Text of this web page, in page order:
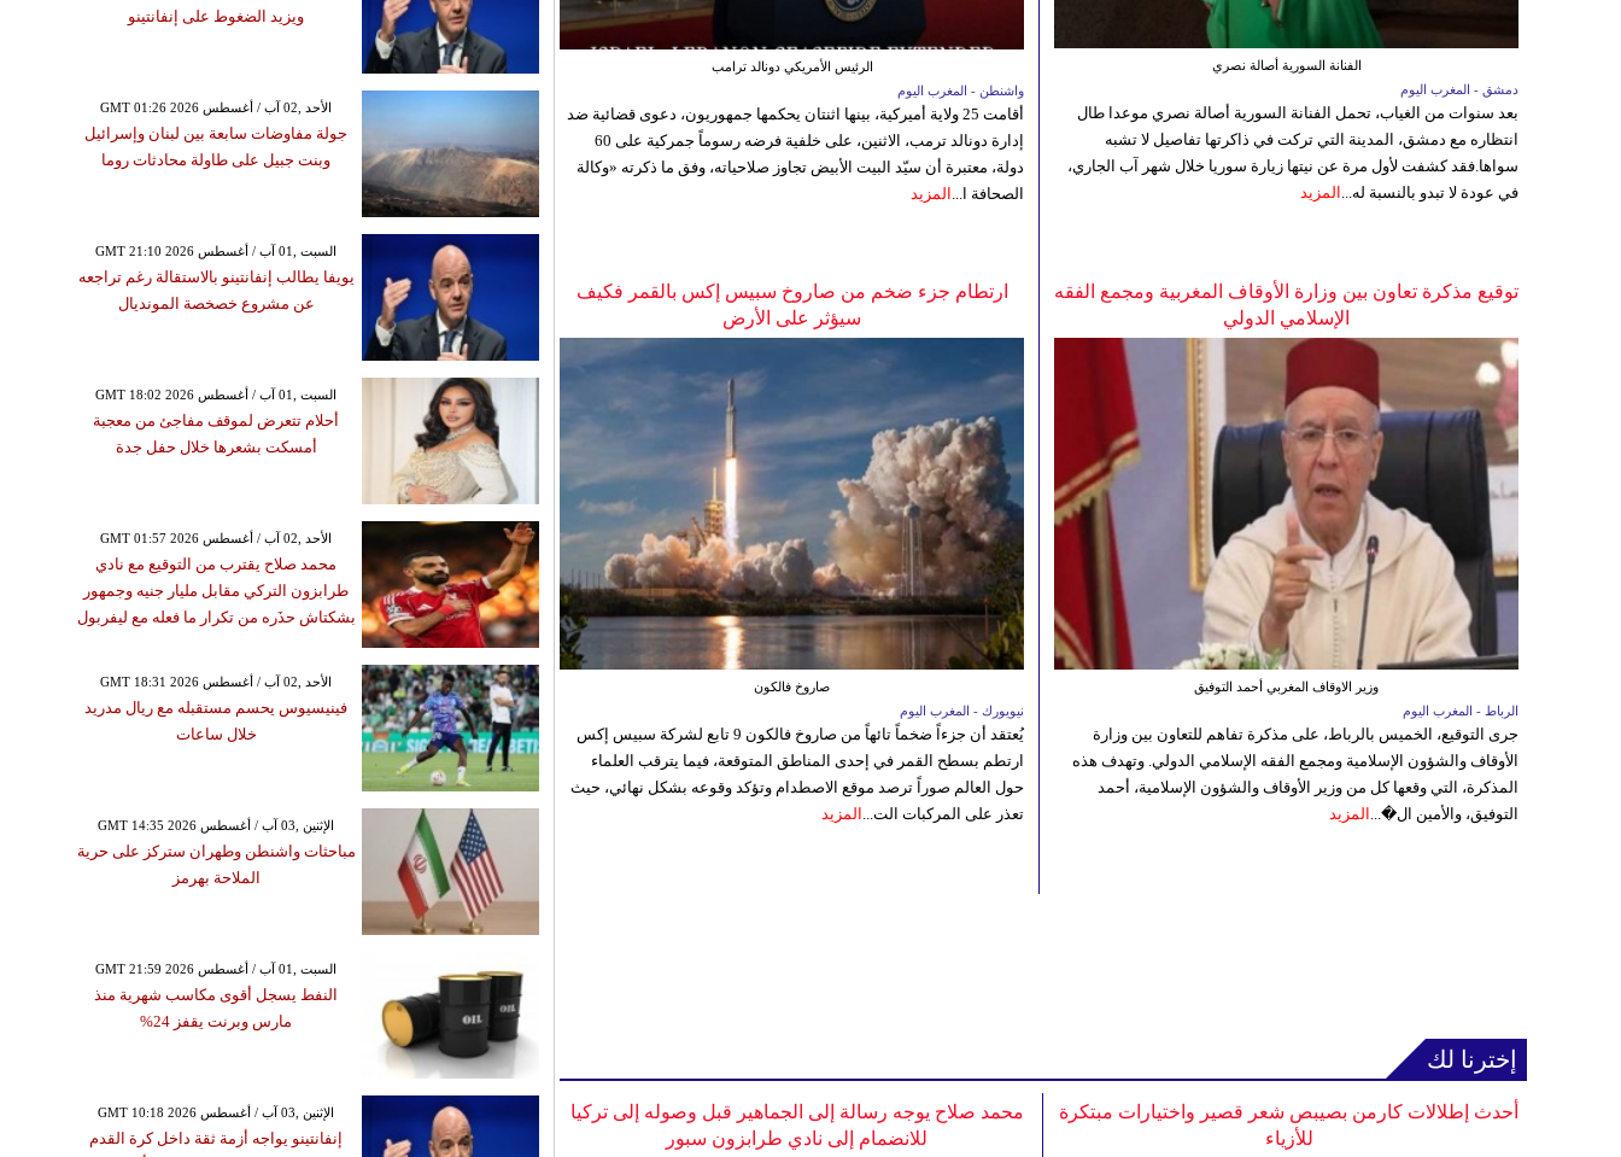
الرئيس الأمريكي دونالد ترامب
واشنطن - المغرب اليوم
أقامت 25 ولاية أميركية، بينها اثنتان يحكمها جمهوريون، دعوى قضائية ضد
إدارة دونالد ترمب، الاثنين، على خلفية فرضه رسوماً جمركية على 60
دولة، معتبرة أن سيّد البيت الأبيض تجاوز صلاحياته، وفق ما ذكرته «وكالة
الصحافة ا... المزيد
الفنانة السورية أصالة نصري
دمشق - المغرب اليوم
بعد سنوات من الغياب، تحمل الفنانة السورية أصالة نصري موعدا طال
انتظاره مع دمشق، المدينة التي تركت في ذاكرتها تفاصيل لا تشبه
سواها.فقد كشفت لأول مرة عن نيتها زيارة سوريا خلال شهر آب الجاري،
في عودة لا تبدو بالنسبة له... المزيد
ارتطام جزء ضخم من صاروخ سبيس إكس بالقمر فكيف
سيؤثر على الأرض
صاروخ فالكون
نيويورك - المغرب اليوم
يُعتقد أن جزءاً ضخماً تائهاً من صاروخ فالكون 9 تابع لشركة سبيس إكس
ارتطم بسطح القمر في إحدى المناطق المتوقعة، فيما يترقب العلماء
حول العالم صوراً ترصد موقع الاصطدام وتؤكد وقوعه بشكل نهائي، حيث
تعذر على المركبات الت... المزيد
توقيع مذكرة تعاون بين وزارة الأوقاف المغربية ومجمع الفقه
الإسلامي الدولي
وزير الاوقاف المغربي أحمد التوفيق
الرباط - المغرب اليوم
جرى التوقيع، الخميس بالرباط، على مذكرة تفاهم للتعاون بين وزارة
الأوقاف والشؤون الإسلامية ومجمع الفقه الإسلامي الدولي. وتهدف هذه
المذكرة، التي وقعها كل من وزير الأوقاف والشؤون الإسلامية، أحمد
التوفيق، والأمين ال�... المزيد
إخترنا لك
محمد صلاح يوجه رسالة إلى الجماهير قبل وصوله إلى تركيا
للانضمام إلى نادي طرابزون سبور
أحدث إطلالات كارمن بصيبص شعر قصير واختيارات مبتكرة
للأزياء
ويزيد الضغوط على إنفانتينو
GMT 01:26 2026 الأحد ,02 آب / أغسطس
جولة مفاوضات سابعة بين لبنان وإسرائيل
وبنت جبيل على طاولة محادثات روما
GMT 21:10 2026 السبت ,01 آب / أغسطس
يويفا يطالب إنفانتينو بالاستقالة رغم تراجعه
عن مشروع خصخصة المونديال
GMT 18:02 2026 السبت ,01 آب / أغسطس
أحلام تتعرض لموقف مفاجئ من معجبة
أمسكت بشعرها خلال حفل جدة
GMT 01:57 2026 الأحد ,02 آب / أغسطس
محمد صلاح يقترب من التوقيع مع نادي
طرابزون التركي مقابل مليار جنيه وجمهور
بشكتاش حذَره من تكرار ما فعله مع ليفربول
GMT 18:31 2026 الأحد ,02 آب / أغسطس
فينيسيوس يحسم مستقبله مع ريال مدريد
خلال ساعات
GMT 14:35 2026 الإثنين ,03 آب / أغسطس
مباحثات واشنطن وطهران ستركز على حرية
الملاحة بهرمز
GMT 21:59 2026 السبت ,01 آب / أغسطس
النفط يسجل أقوى مكاسب شهرية منذ
مارس وبرنت يقفز 24%
GMT 10:18 2026 الإثنين ,03 آب / أغسطس
إنفانتينو يواجه أزمة ثقة داخل كرة القدم